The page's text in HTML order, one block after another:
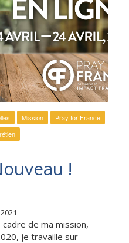
Mission
Pray for France
!
de ma mission,
je travaille sur